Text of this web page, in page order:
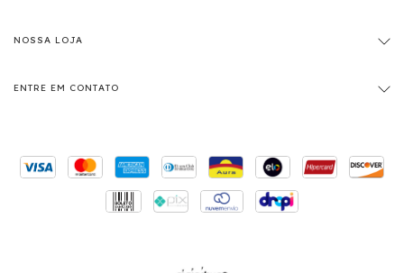
NOSSA LOJA
ENTRE EM CONTATO